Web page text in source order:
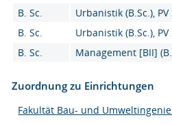
B. Sc.
Urbanistik (B.Sc.), PV
B. Sc.
Urbanistik (B.Sc.), PV
B. Sc.
Management [BII]
Zuordnung zu Einrichtungen
Fakultät Bau- und